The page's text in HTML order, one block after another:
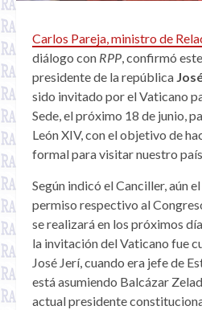
Carlos Pareja, ministro de
diálogo con RPP, confirmó
presidente de la república
sido invitado por el Vaticano
Sede, el próximo 18 de junio,
León XIV, con el objetivo de
formal para visitar nuestro
Según indicó el Canciller, aún
permiso respectivo al
se realizará en los próximos
la invitación del Vaticano fue
José Jerí, cuando era jefe de
está asumiendo Balcázar
actual presidente